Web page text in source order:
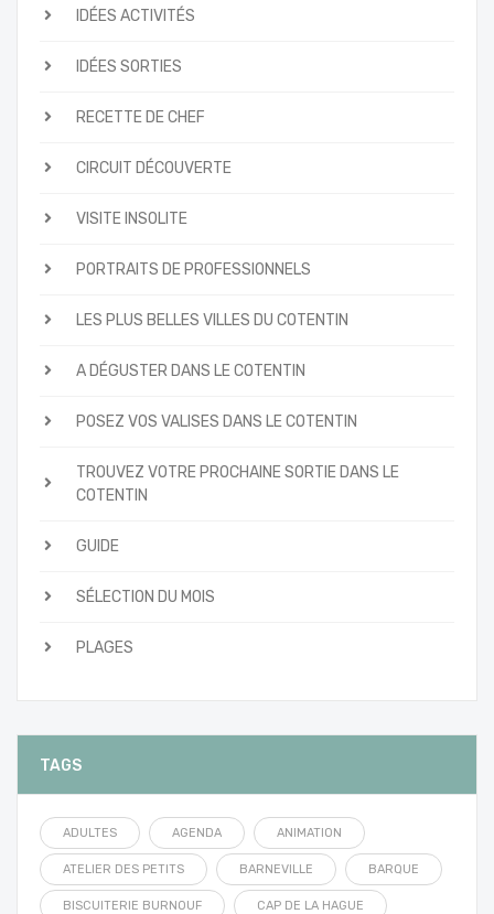
IDÉES ACTIVITÉS
IDÉES SORTIES
RECETTE DE CHEF
CIRCUIT DÉCOUVERTE
VISITE INSOLITE
PORTRAITS DE PROFESSIONNELS
LES PLUS BELLES VILLES DU COTENTIN
A DÉGUSTER DANS LE COTENTIN
POSEZ VOS VALISES DANS LE COTENTIN
TROUVEZ VOTRE PROCHAINE SORTIE DANS LE
COTENTIN
GUIDE
SÉLECTION DU MOIS
PLAGES
TAGS
ADULTES AGENDA ANIMATION
ATELIER DES PETITS BARNEVILLE BARQUE
BISCUITERIE BURNOUF CAP DE LA HAGUE